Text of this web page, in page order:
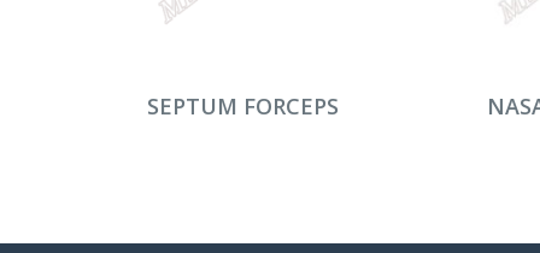
DEVAMINI OKU
SEPTUM FORCEPS